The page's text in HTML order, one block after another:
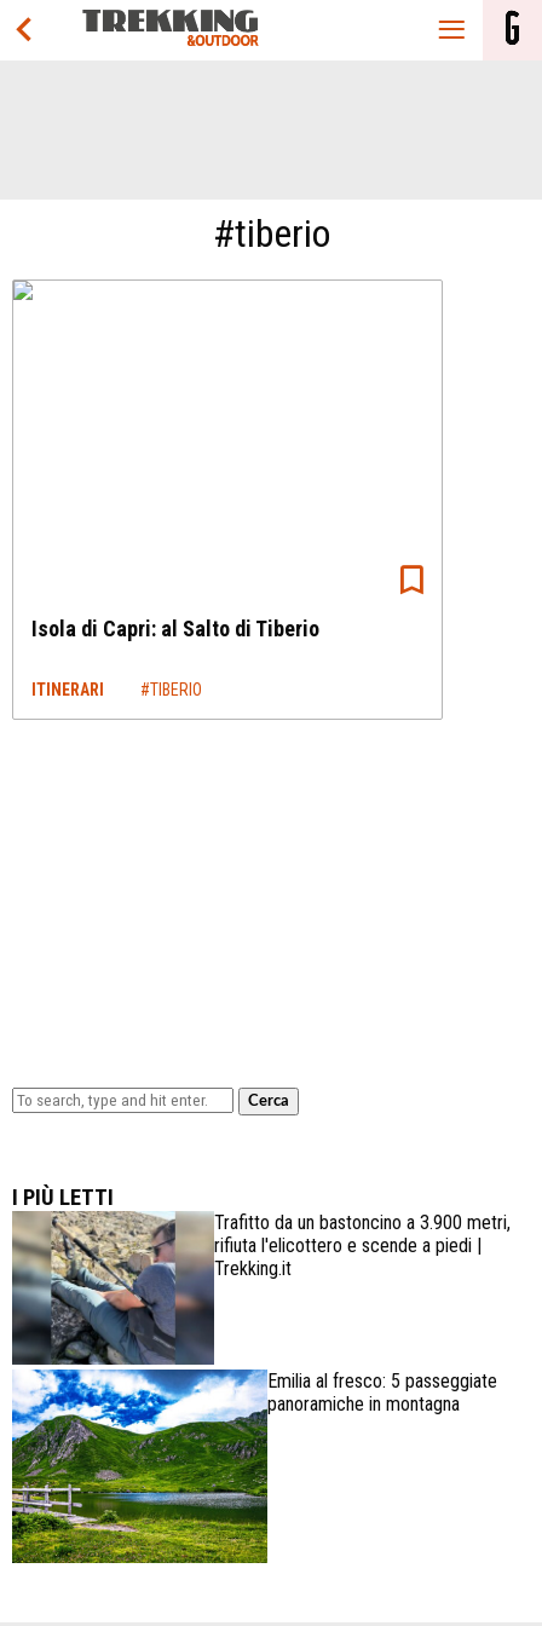
#tiberio
Isola di Capri: al Salto di Tiberio
ITINERARI #TIBERIO
Cerca
I PIÙ LETTI
Trafitto da un bastoncino a 3.900 metri,
rifiuta l'elicottero e scende a piedi |
Trekking.it
Emilia al fresco: 5 passeggiate
panoramiche in montagna